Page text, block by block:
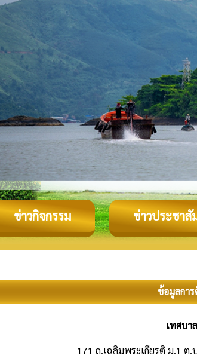
ข่าวกิจกรรม ข่าวประชา
ข้อมูลกา
เทศบา
171 ถ.เฉลิมพระเกียรติ ม.1 ต.